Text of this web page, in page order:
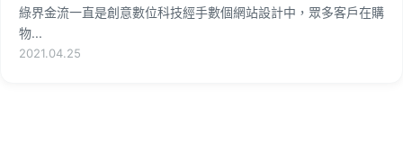
綠界金流一直是創意數位科技經手數個網站設計中，眾多客戶在購
物...
2021.04.25